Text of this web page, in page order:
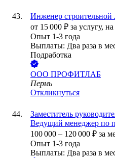
Инженер строительной
от 15 000 ₽ за услугу, на
Опыт 1-3 года
Выплаты: Два раза в
Подработка
ООО ПРОФИТЛАБ
Пермь
Откликнуться
Заместитель
Ведущий менеджер по
100 000 – 120 000 ₽ за
Опыт 1-3 года
Выплаты: Два раза в